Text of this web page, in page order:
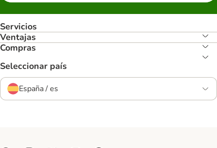
Servicios
Ventajas
Compras
Seleccionar país
España / es